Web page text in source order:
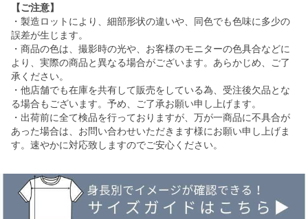
【ご注意】
・製造ロットにより、細部形状の違いや、同色でも色味に多少の
誤差が生じます。
・商品の色は、撮影時の光や、お客様のモニターの色具合などに
より、実際の商品と異なる場合がございます。あらかじめ、ご了
承ください。
・他店舗でも在庫を共有して販売をしている為、受注後欠品とな
る場合もございます。予め、ご了承お願い申し上げます。
・出荷前に全て検品を行っておりますが、万が一商品に不具合が
あった場合は、お問い合わせいただきます様にお願い申し上げま
す。速やかに対応致しますのでご安心ください。